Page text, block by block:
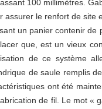
100 millimètres.
assurer le renfort de site
un panier contenir de
que, est un vieux
de ce système
de saule remplis
ont été
de fil. Le mot «